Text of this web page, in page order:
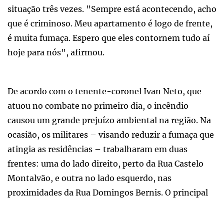
situação três vezes. "Sempre está acontecendo, acho
que é criminoso. Meu apartamento é logo de frente,
é muita fumaça. Espero que eles contornem tudo aí
hoje para nós", afirmou.
De acordo com o tenente-coronel Ivan Neto, que
atuou no combate no primeiro dia, o incêndio
causou um grande prejuízo ambiental na região. Na
ocasião, os militares – visando reduzir a fumaça que
atingia as residências – trabalharam em duas
frentes: uma do lado direito, perto da Rua Castelo
Montalvão, e outra no lado esquerdo, nas
proximidades da Rua Domingos Bernis. O principal